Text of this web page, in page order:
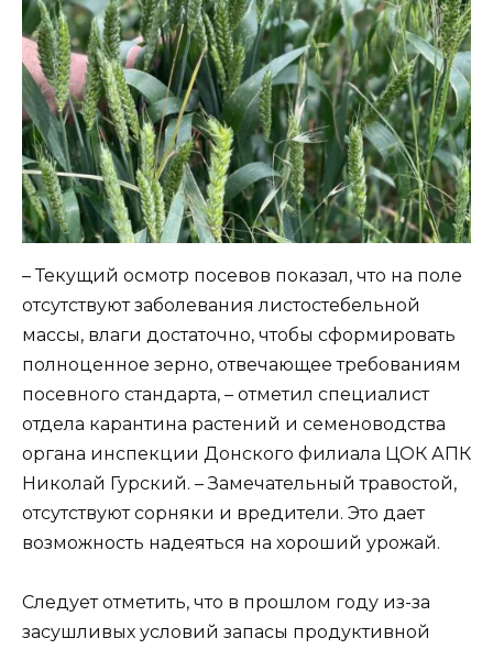
– Текущий осмотр посевов показал, что на поле
отсутствуют заболевания листостебельной
массы, влаги достаточно, чтобы сформировать
полноценное зерно, отвечающее требованиям
посевного стандарта, – отметил специалист
отдела карантина растений и семеноводства
органа инспекции Донского филиала ЦОК АПК
Николай Гурский. – Замечательный травостой,
отсутствуют сорняки и вредители. Это дает
возможность надеяться на хороший урожай.
Следует отметить, что в прошлом году из-за
засушливых условий запасы продуктивной